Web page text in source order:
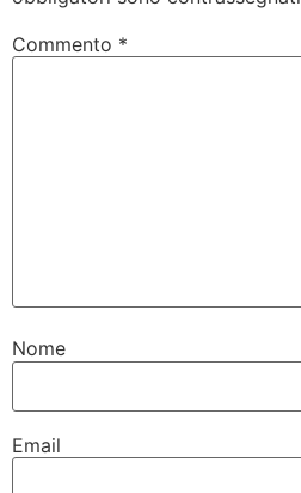
Commento *
Nome
Email